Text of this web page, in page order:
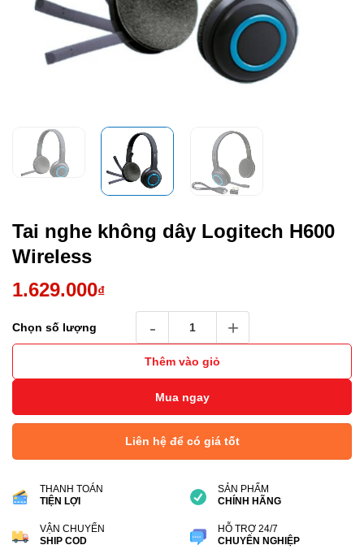
Tai nghe không dây Logitech H600
Wireless
1.629.000₫
Chọn số lượng
Thêm vào giỏ
Mua ngay
Liên hệ để có giá tốt
THANH TOÁN
TIỆN LỢI
SẢN PHẨM
CHÍNH HÃNG
VẬN CHUYỂN
SHIP COD
HỖ TRỢ 24/7
CHUYÊN NGHIỆP